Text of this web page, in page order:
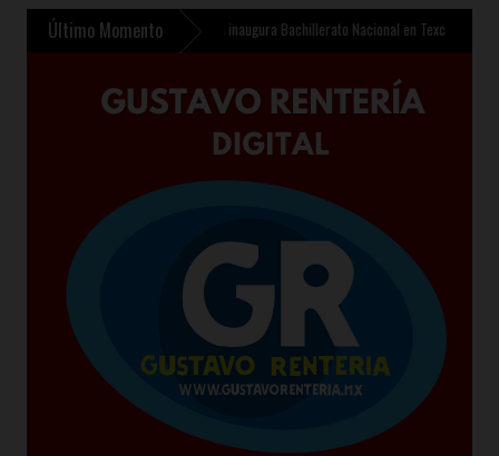
Último Momento
510 mdp »Sheinbaum inaugura Bachillerato Nacional en Texcoco y anuncia 400